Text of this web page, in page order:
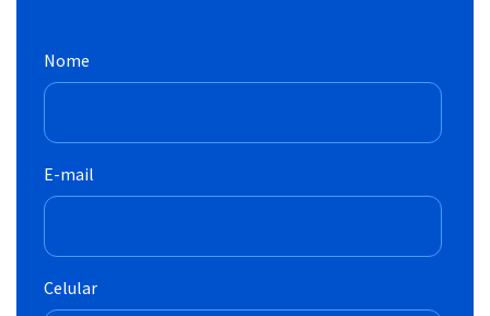
Nome
E-mail
Celular